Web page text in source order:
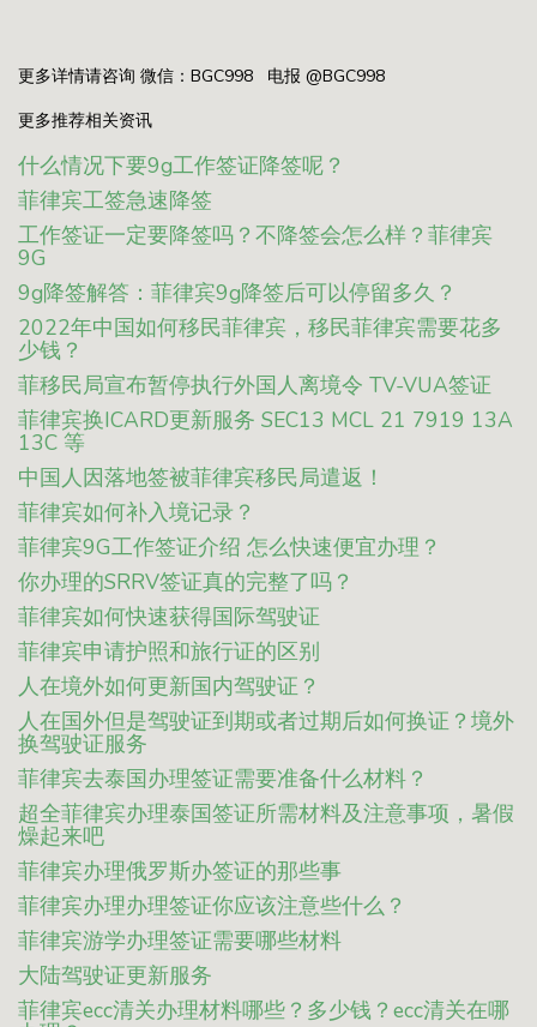
更多详情请咨询 微信：BGC998 电报 @BGC998
更多推荐相关资讯
什么情况下要9g工作签证降签呢？
菲律宾工签急速降签
工作签证一定要降签吗？不降签会怎么样？菲律宾
9G
9g降签解答：菲律宾9g降签后可以停留多久？
2022年中国如何移民菲律宾，移民菲律宾需要花多
少钱？
菲移民局宣布暂停执行外国人离境令 TV-VUA签证
菲律宾换ICARD更新服务 SEC13 MCL 21 7919 13A
13C 等
中国人因落地签被菲律宾移民局遣返！
菲律宾如何补入境记录？
菲律宾9G工作签证介绍 怎么快速便宜办理？
你办理的SRRV签证真的完整了吗？
菲律宾如何快速获得国际驾驶证
菲律宾申请护照和旅行证的区别
人在境外如何更新国内驾驶证？
人在国外但是驾驶证到期或者过期后如何换证？境外
换驾驶证服务
菲律宾去泰国办理签证需要准备什么材料？
超全菲律宾办理泰国签证所需材料及注意事项，暑假
燥起来吧
菲律宾办理俄罗斯办签证的那些事
菲律宾办理办理签证你应该注意些什么？
菲律宾游学办理签证需要哪些材料
大陆驾驶证更新服务
菲律宾ecc清关办理材料哪些？多少钱？ecc清关在哪